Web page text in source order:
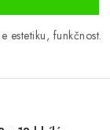
estetiku, funkčnost.